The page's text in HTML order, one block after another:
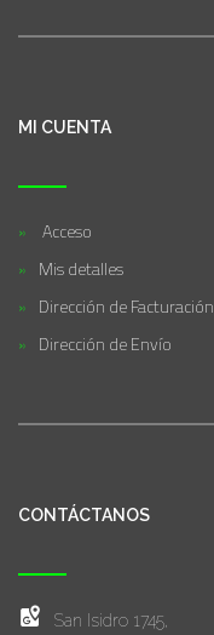
MI CUENTA
Acceso
Mis detalles
Dirección de Facturación
Dirección de Envío
CONTÁCTANOS
San Isidro 1745,